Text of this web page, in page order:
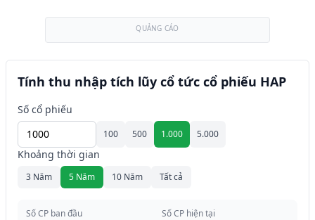
QUẢNG CÁO
Tính thu nhập tích lũy cổ tức cổ phiếu HAP
Số cổ phiếu
100 500 1.000 5.000
Khoảng thời gian
3 Năm 5 Năm 10 Năm Tất cả
Số CP ban đầu Số CP hiện tại